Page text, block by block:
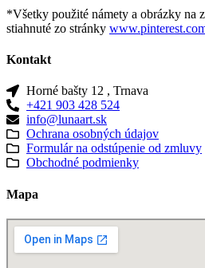
*Všetky použité námety a obrázky na
stiahnuté zo stránky
Kontakt
Horné bašty 12 , Trnava
+421 903 428 524
info@lunaart.sk
Ochrana osobných údajov
Formulár na odstúpenie od zmluvy
Obchodné podmienky
Mapa